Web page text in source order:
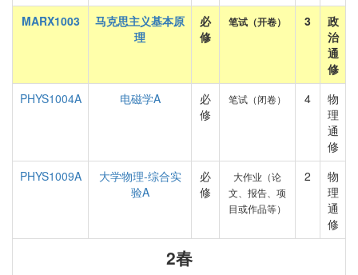
MARX1003
马克思主义基本原
理
必
修
笔试（开卷） 3
政
治
通
修
PHYS1004A
电磁学A
必
修
笔试（闭卷） 4
物
理
通
修
PHYS1009A
大学物理-综合实
验A
必
修
大作业（论
文、报告、项
目或作品等）
2
物
理
通
修
2春